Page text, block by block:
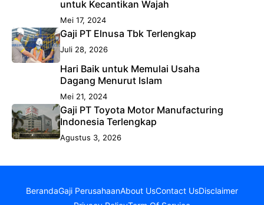
untuk Kecantikan Wajah
Mei 17, 2024
Gaji PT Elnusa Tbk Terlengkap
Juli 28, 2026
Hari Baik untuk Memulai Usaha
Dagang Menurut Islam
Mei 21, 2024
Gaji PT Toyota Motor Manufacturing
Indonesia Terlengkap
Agustus 3, 2026
BerandaGaji PerusahaanAbout UsContact UsDisclaimer